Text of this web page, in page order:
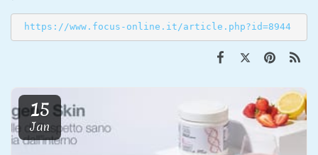
https://www.focus-online.it/article.php?id=8944
15
Jan